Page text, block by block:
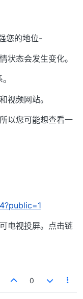
您的地位-
状态会发生变化。
视频网站。
以您可能想查看一
电视投屏。点击链
0